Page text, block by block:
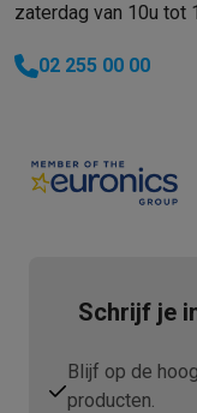
zaterdag van 10u tot
02 255 00 00
Schrijf je
Blijf op de
producten.